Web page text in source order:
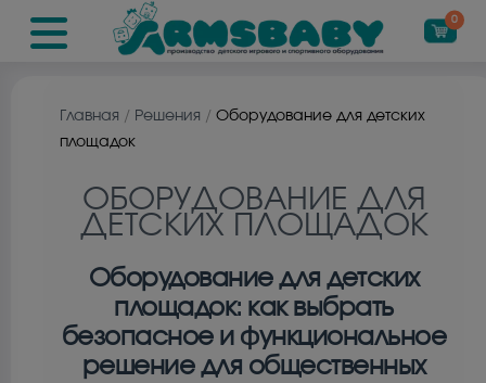
0
Главная / Решения / Оборудование для детских
площадок
ОБОРУДОВАНИЕ ДЛЯ
ДЕТСКИХ ПЛОЩАДОК
Оборудование для детских
площадок: как выбрать
безопасное и функциональное
решение для общественных